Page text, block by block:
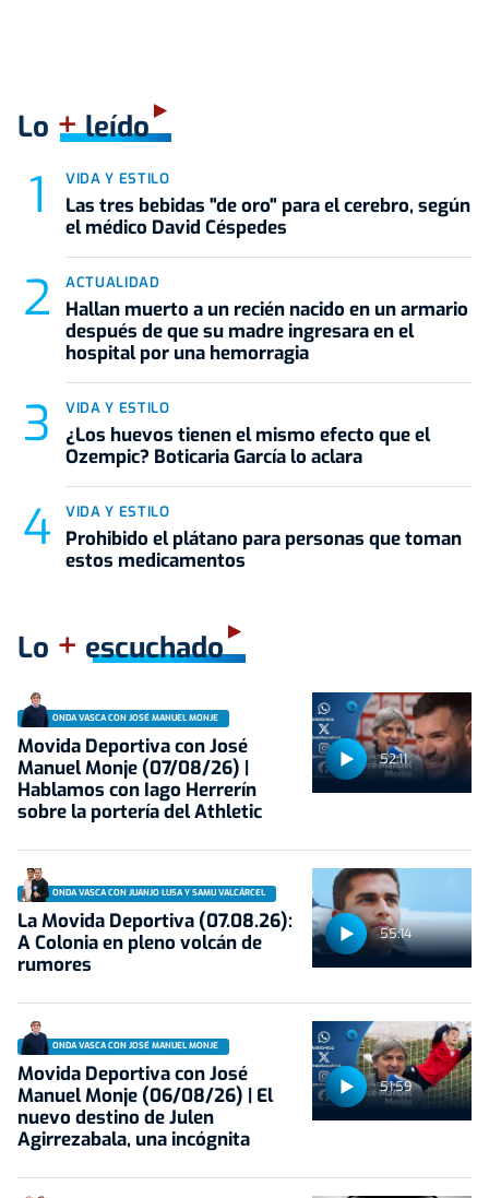
Lo +leído
VIDA Y ESTILO
Las tres bebidas "de oro" para el cerebro, según
el médico David Céspedes
ACTUALIDAD
Hallan muerto a un recién nacido en un armario
después de que su madre ingresara en el
hospital por una hemorragia
VIDA Y ESTILO
¿Los huevos tienen el mismo efecto que el
Ozempic? Boticaria García lo aclara
VIDA Y ESTILO
Prohibido el plátano para personas que toman
estos medicamentos
Lo + escuchado
52:11
ONDA VASCA CON JOSÉ MANUEL MONJE
Movida Deportiva con José
Manuel Monje (07/08/26) |
Hablamos con Iago Herrerín
sobre la portería del Athletic
55:14
ONDA VASCA CON JUANJO LUSA Y SAMU VALCÁRCEL
La Movida Deportiva (07.08.26):
A Colonia en pleno volcán de
rumores
51:59
ONDA VASCA CON JOSÉ MANUEL MONJE
Movida Deportiva con José
Manuel Monje (06/08/26) | El
nuevo destino de Julen
Agirrezabala, una incógnita